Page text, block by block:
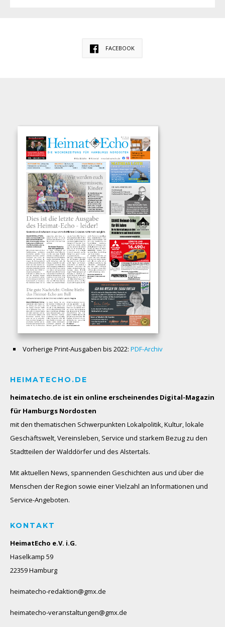
FACEBOOK
Vorherige Print-Ausgaben bis 2022: PDF-Archiv
HEIMATECHO.DE
heimatecho.de ist ein online erscheinendes Digital-Magazin
für Hamburgs Nordosten
mit den thematischen Schwerpunkten Lokalpolitik, Kultur, lokale
Geschäftswelt, Vereinsleben, Service und starkem Bezug zu den
Stadtteilen der Walddörfer und des Alstertals.
Mit aktuellen News, spannenden Geschichten aus und über die
Menschen der Region sowie einer Vielzahl an Informationen und
Service-Angeboten.
KONTAKT
HeimatEcho e.V. i.G.
Haselkamp 59
22359 Hamburg
heimatecho-redaktion@gmx.de
heimatecho-veranstaltungen@gmx.de